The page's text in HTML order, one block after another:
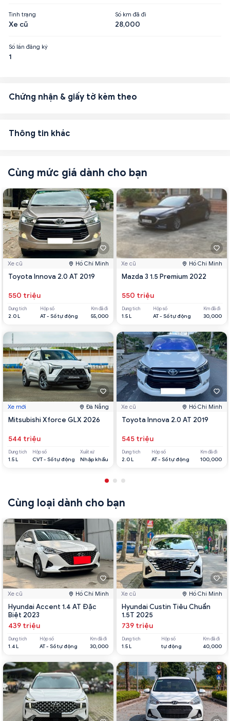
Tình trạng
Xe cũ
Số km đã đi
28,000
Số lần đăng ký
1
Chứng nhận & giấy tờ kèm theo
Thông tin khác
Cùng mức giá dành cho bạn
Xe cũ Hồ Chí Minh
Toyota Innova 2.0 AT 2019
550 triệu
Dung tích
2.0 L
Hộp số
AT - Số tự động
Km đã đi
55,000
Xe mới Đà Nẵng
Mitsubishi Xforce GLX 2026
544 triệu
Dung tích
1.5 L
Hộp số
CVT - Số tự động
Xuất xứ
Nhập khẩu
Xe cũ Hồ Chí Minh
Mazda 3 1.5 Premium 2022
550 triệu
Dung tích
1.5 L
Hộp số
AT - Số tự động
Km đã đi
30,000
Xe cũ Hồ Chí Minh
Toyota Innova 2.0 AT 2019
545 triệu
Dung tích
2.0 L
Hộp số
AT - Số tự động
Km đã đi
100,000
Cùng loại dành cho bạn
Xe cũ Hồ Chí Minh
Hyundai Accent 1.4 AT Đặc
Biệt 2023
439 triệu
Dung tích
1.4 L
Hộp số
AT - Số tự động
Km đã đi
30,000
Xe cũ Hồ Chí Minh
Hyundai Custin Tiêu Chuẩn
1.5T 2025
739 triệu
Dung tích
1.5 L
Hộp số
tự động
Km đã đi
40,000